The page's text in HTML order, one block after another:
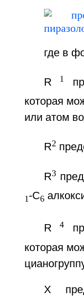
где в
R 1
которая
или атом
R2
R3
1-С6
R 4
которая
Х